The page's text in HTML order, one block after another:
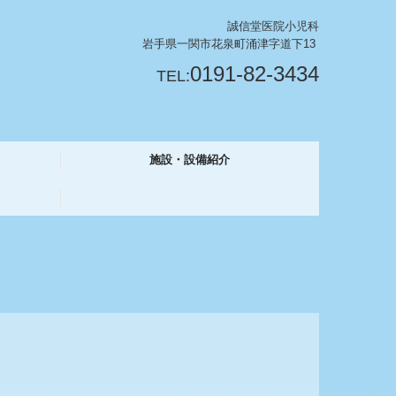
誠信堂医院小児科
岩手県一関市花泉町涌津字道下13
TEL:0191-82-3434
施設・設備紹介